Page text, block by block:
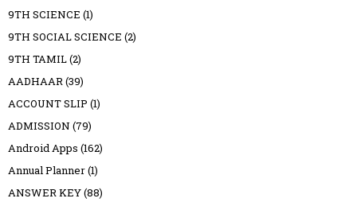
9TH SCIENCE (1)
9TH SOCIAL SCIENCE (2)
9TH TAMIL(2)
AADHAAR(39)
ACCOUNT SLIP (1)
ADMISSION (79)
Android Apps (162)
Annual Planner(1)
ANSWER KEY(88)